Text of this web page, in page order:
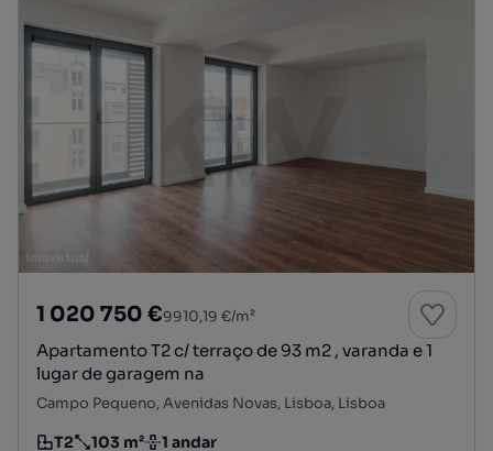
1 020 750 €9910,19 €/m²
Apartamento T2 c/ terraço de 93 m2 , varanda e 1
lugar de garagem na
Campo Pequeno, Avenidas Novas, Lisboa, Lisboa
T2 103 m² 1 andar